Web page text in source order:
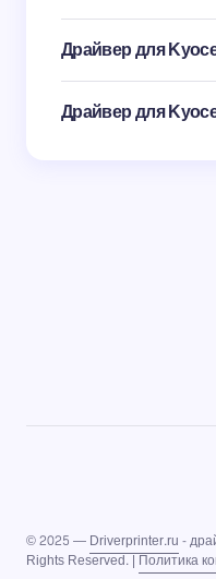
Драйвер для
Драйвер для
© 2025 —Driverprinter.ru-
Rights Reserved. |Политика